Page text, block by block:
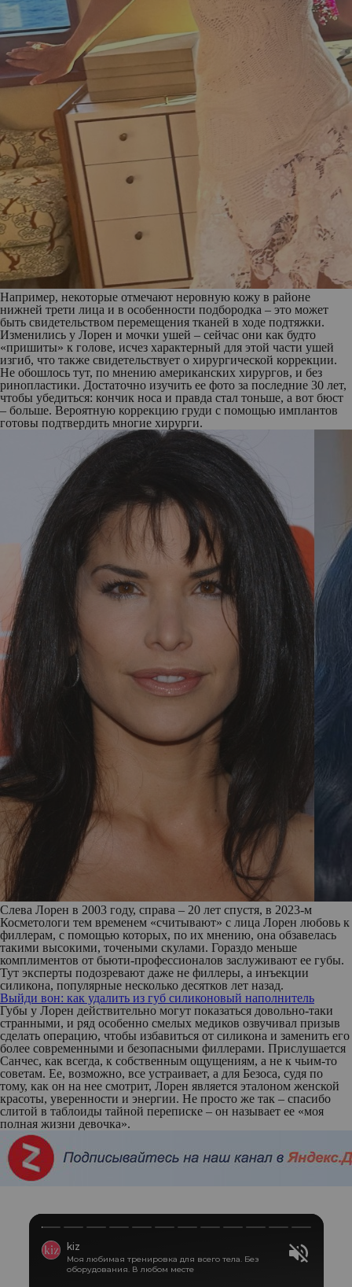
Например, некоторые отмечают неровную кожу в районе
нижней трети лица и в особенности подбородка – это может
быть свидетельством перемещения тканей в ходе подтяжки.
Изменились у Лорен и мочки ушей – сейчас они как будто
«пришиты» к голове, исчез характерный для этой части ушей
изгиб, что также свидетельствует о хирургической коррекции.
Не обошлось тут, по мнению американских хирургов, и без
ринопластики. Достаточно изучить ее фото за последние 30 лет,
чтобы убедиться: кончик носа и правда стал тоньше, а вот бюст
– больше. Вероятную коррекцию груди с помощью имплантов
готовы подтвердить многие хирурги.
Слева Лорен в 2003 году, справа – 20 лет спустя, в 2023-м
Косметологи тем временем «считывают» с лица Лорен любовь к
филлерам, с помощью которых, по их мнению, она обзавелась
такими высокими, точеными скулами. Гораздо меньше
комплиментов от бьюти-профессионалов заслуживают ее губы.
Тут эксперты подозревают даже не филлеры, а инъекции
силикона, популярные несколько десятков лет назад.
Выйди вон: как удалить из губ силиконовый наполнитель
Губы у Лорен действительно могут показаться довольно-таки
странными, и ряд особенно смелых медиков озвучивал призыв
сделать операцию, чтобы избавиться от силикона и заменить его
более современными и безопасными филлерами. Прислушается
Санчес, как всегда, к собственным ощущениям, а не к чьим-то
советам. Ее, возможно, все устраивает, а для Безоса, судя по
тому, как он на нее смотрит, Лорен является эталоном женской
красоты, уверенности и энергии. Не просто же так – спасибо
слитой в таблоиды тайной переписке – он называет ее «моя
полная жизни девочка».